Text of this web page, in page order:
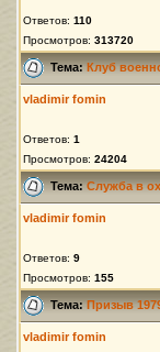
Ответов: 110
Просмотров: 313720
Тема:Клуб
vladimir fomin
Ответов: 1
Просмотров: 24204
Тема:Служба в
vladimir fomin
Ответов: 9
Просмотров: 155
Тема:Призыв
vladimir fomin